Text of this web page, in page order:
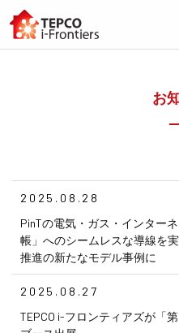
お
2025.08.28
PinTの電気・ガス・インター
帳」へのシームレスな導線を
推進の新たなモデル事例に
2025.08.27
TEPCO i-フロンティアズが「